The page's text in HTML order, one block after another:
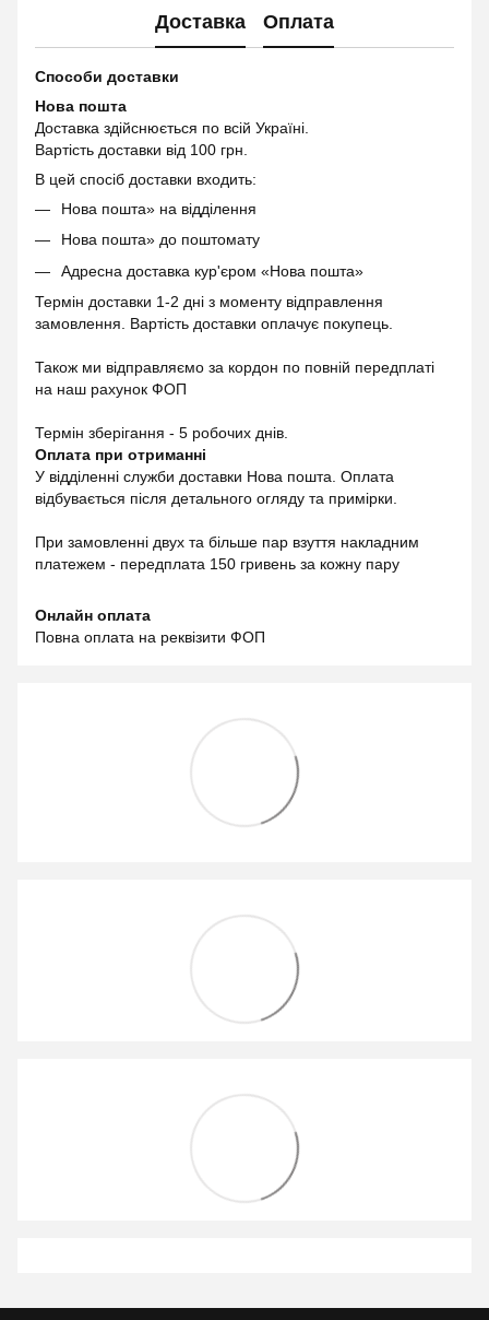
Доставка Оплата
Способи доставки
Нова пошта
Доставка здійснюється по всій Україні.
Вартість доставки від 100 грн.
В цей спосіб доставки входить:
Нова пошта» на відділення
Нова пошта» до поштомату
Адресна доставка кур'єром «Нова пошта»
Термін доставки 1-2 дні з моменту відправлення
замовлення. Вартість доставки оплачує покупець.
Також ми відправляємо за кордон по повній передплаті
на наш рахунок ФОП
Термін зберігання - 5 робочих днів.
Оплата при отриманні
У відділенні служби доставки Нова пошта. Оплата
відбувається після детального огляду та примірки.
При замовленні двух та більше пар взуття накладним
платежем - передплата 150 гривень за кожну пару
Онлайн оплата
Повна оплата на реквізити ФОП